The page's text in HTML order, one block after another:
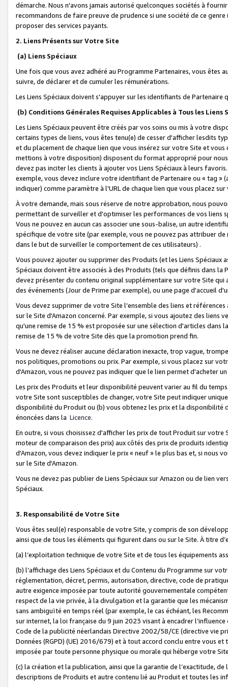
démarche. Nous n'avons jamais autorisé quelconques sociétés à
recommandons de faire preuve de prudence si une société de ce
proposer des services payants.
2. Liens Présents sur Votre Site
(a) Liens Spéciaux
Une fois que vous avez adhéré au Programme Partenaires, vous êtes
suivre, de déclarer et de cumuler les rémunérations.
Les Liens Spéciaux doivent s'appuyer sur les identifiants de Partenaire
(b) Conditions Générales Requises Applicables à Tous les Liens
Les Liens Spéciaux peuvent être créés par vos soins ou mis à votre
certains types de liens, vous êtes tenu(e) de cesser d'afficher lesdits
et du placement de chaque lien que vous insérez sur votre Site et
mettions à votre disposition) disposent du format approprié pour
devez pas inciter les clients à ajouter vos Liens Spéciaux à leurs
exemple, vous devez inclure votre identifiant de Partenaire ou « tag
indiquer) comme paramètre à l'URL de chaque lien que vous placez
À votre demande, mais sous réserve de notre approbation, nous
permettant de surveiller et d'optimiser les performances de vos liens
Vous ne pouvez en aucun cas associer une sous-balise, un autre
spécifique de votre site (par exemple, vous ne pouvez pas attribuer
dans le but de surveiller le comportement de ces utilisateurs) .
Vous pouvez ajouter ou supprimer des Produits (et les Liens
Spéciaux doivent être associés à des Produits (tels que définis dans
devez présenter du contenu original supplémentaire sur votre Site qui
des événements (Jour de Prime par exemple), ou une page d'accueil
Vous devez supprimer de votre Site l’ensemble des liens et
sur le Site d'Amazon concerné. Par exemple, si vous ajoutez des
qu'une remise de 15 % est proposée sur une sélection d'articles
remise de 15 % de votre Site dès que la promotion prend fin.
Vous ne devez réaliser aucune déclaration inexacte, trop vague,
nos politiques, promotions ou prix. Par exemple, si vous placez sur
d'Amazon, vous ne pouvez pas indiquer que le lien permet d'acheter
Les prix des Produits et leur disponibilité peuvent varier au fil du
votre Site sont susceptibles de changer, votre Site peut indiquer
disponibilité du Produit ou (b) vous obtenez les prix et la disponibilité
énoncées dans la Licence.
En outre, si vous choisissez d'afficher les prix de tout Produit sur
moteur de comparaison des prix) aux côtés des prix de produits
d'Amazon, vous devez indiquer le prix « neuf » le plus bas et, si nous
sur le Site d'Amazon.
Vous ne devez pas publier de Liens Spéciaux sur Amazon ou de lien
Spéciaux.
3. Responsabilité de Votre Site
Vous êtes seul(e) responsable de votre Site, y compris de son
ainsi que de tous les éléments qui figurent dans ou sur le Site. À titre
(a) l’exploitation technique de votre Site et de tous les équipements
(b) l’affichage des Liens Spéciaux et du Contenu du Programme sur
réglementation, décret, permis, autorisation, directive, code de
autre exigence imposée par toute autorité gouvernementale
respect de la vie privée, à la divulgation et la garantie que les
sans ambiguïté en temps réel (par exemple, le cas échéant, les
sur internet, la loi française du 9 juin 2023 visant à encadrer
Code de la publicité néerlandais Directive 2002/58/CE (directive vie
Données (RGPD) (UE) 2016/679) et à tout accord conclu entre vous
imposée par toute personne physique ou morale qui héberge votre
(c) la création et la publication, ainsi que la garantie de l’exactitude,
descriptions de Produits et autre contenu lié au Produit et toutes les